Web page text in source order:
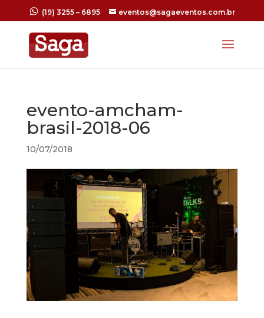
(19) 3255 – 6895 eventos@sagaeventos.com.br
evento-amcham-
brasil-2018-06
10/07/2018